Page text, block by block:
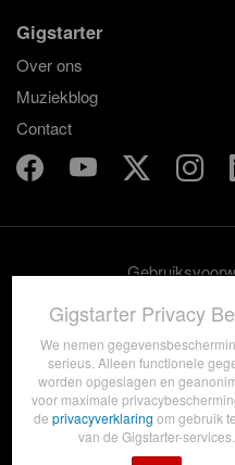
Gigstarter
Over ons
Muziekblog
Contact
© 2012-2026
Gigstarter Privacy
We nemen
serieus. Alleen functionele
worden opgeslagen en
voor maximale
de privacyverklaring om gebruik
van de Gigstarter-services.